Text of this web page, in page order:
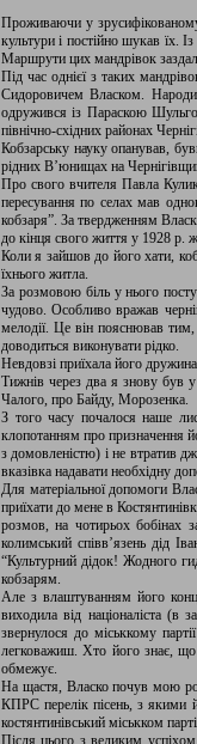
Проживаючи у
культури і постійно шукав їх.
Маршрути цих мандрівок
Під час однієї з таких
Сидоровичем Власком.
одружився із Параскою
північно-східних районах
Кобзарську науку опанував,
рідних В’юнищах на
Про свого вчителя Павла
пересування по селах мав
кобзаря”. За твердженням
до кінця свого життя у 1928 р.
Коли я зайшов до його хати,
їхнього житла.
За розмовою біль у нього
чудово. Особливо вражав
мелодії. Це він пояснював тим,
доводиться виконувати рідко.
Невдовзі приїхала його
Тижнів через два я знову був
Чалого, про Байду, Морозенка.
З того часу почалося наше
клопотанням про призначення
з домовленістю) і не втратив
вказівка надавати необхідну
Для матеріальної допомоги
приїхати до мене в
розмов, на чотирьох бобінах
колимський співв’язень дід
“Культурний дідок! Жодного
кобзарям.
Але з влаштуванням його
виходила від націоналіста (в
звернулося до міськкому
легковажиш. Хто його знає, що
обмежує.
На щастя, Власко почув мою
КПРС перелік пісень, з якими
костянтинівський міськком
Після цього з великим